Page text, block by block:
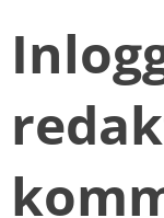
(obligatorisk)
kan